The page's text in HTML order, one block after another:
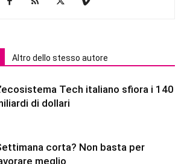
Altro dello stesso autore
Tech italiano sfiora i 140
di dollari
corta? Non basta per
meglio